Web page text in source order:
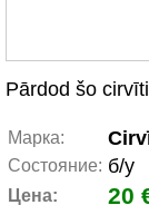
Pārdod šo cirvīti
Марка:
Состояние: б/у
Цена: 20